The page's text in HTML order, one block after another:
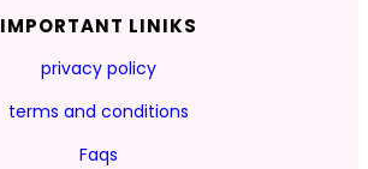
IMPORTANT LINIKS
privacy policy
terms and conditions
Faqs